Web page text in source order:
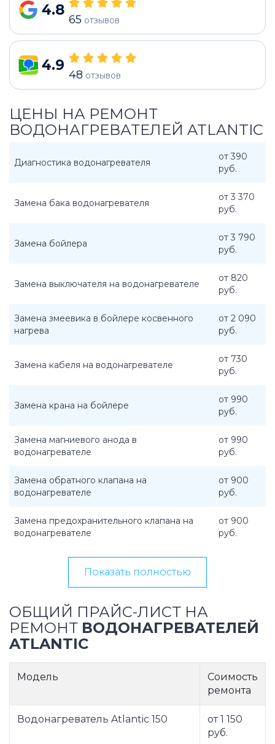
4.8
65 отзывов
4.9
48 отзывов
ЦЕНЫ НА РЕМОНТ
ВОДОНАГРЕВАТЕЛЕЙ ATLANTIC
Диагностика водонагревателя
от 390
руб.
Замена бака водонагревателя
от 3 370
руб.
Замена бойлера
от 3 790
руб.
Замена выключателя на водонагревателе
от 820
руб.
Замена змеевика в бойлере косвенного
нагрева
от 2 090
руб.
Замена кабеля на водонагревателе
от 730
руб.
Замена крана на бойлере
от 990
руб.
Замена магниевого анода в
водонагревателе
от 990
руб.
Замена обратного клапана на
водонагревателе
от 900
руб.
Замена предохранительного клапана на
водонагревателе
от 900
руб.
Показать полностью
ОБЩИЙ ПРАЙС-ЛИСТ НА
РЕМОНТ ВОДОНАГРЕВАТЕЛЕЙ
ATLANTIC
Модель
Соимость
ремонта
Водонагреватель Atlantic 150
от 1 150
руб.